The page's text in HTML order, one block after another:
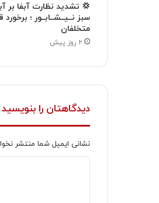
💢 تشدید نظارت آبفا بر
سبز نــیــشــابــور ؛ برخورد
متخلفان
۲ روز پیش
دیدگاهتان را بنویسید
نشانی ایمیل شما منتشر